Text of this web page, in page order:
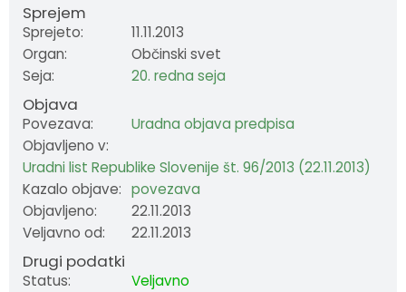
Sprejem
Sprejeto:
11.11.2013
Organ:
Občinski svet
Seja:
20. redna seja
Objava
Povezava:
Uradna objava predpisa
Objavljeno v:
Uradni list Republike Slovenije št. 96/2013 (22.11.2013)
Kazalo objave: povezava
Objavljeno:
22.11.2013
Veljavno od:
22.11.2013
Drugi podatki
Status:
Veljavno
Občinski praznik
Občinski nagrajenci
Grb in zastava
Pobratene občine
Fotogalerija
Nadzorni odbor
Občinska uprava
Krajevne skupnosti
Civilna zaščita
Občinska volilna komisija
Medobčinski inšpektorat in redarstvo
Delovna telesa
Proračuni občine
Prostorski akti občine
Projekti in investicije
Lokalni utrip
Koledar dogodkov
Zapore cest
Slovo naših občanov